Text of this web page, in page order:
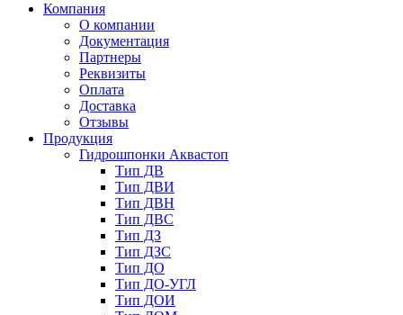
Компания
О компании
Документация
Партнеры
Реквизиты
Оплата
Доставка
Отзывы
Продукция
Гидрошпонки Аквастоп
Тип ДВ
Тип ДВИ
Тип ДВН
Тип ДВС
Тип ДЗ
Тип ДЗС
Тип ДО
Тип ДО-УГЛ
Тип ДОИ